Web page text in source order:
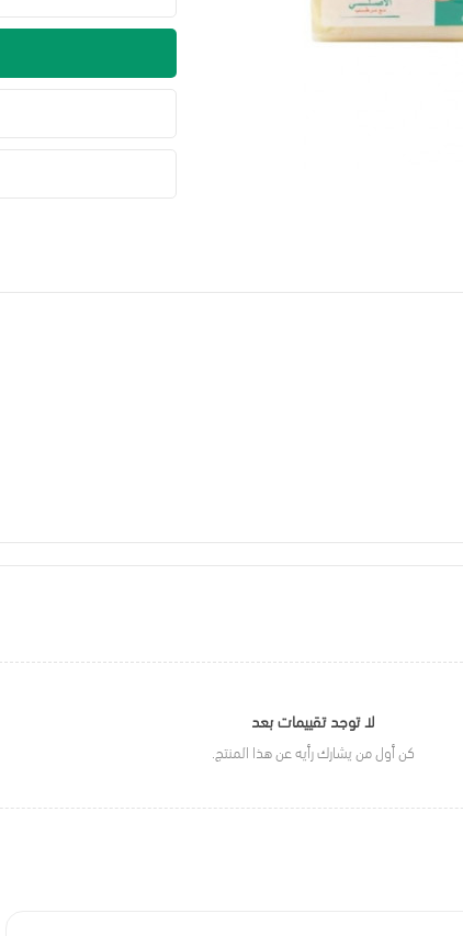
لا توجد تقييمات بعد
كن أول من يشارك رأيه عن هذا المنتج.